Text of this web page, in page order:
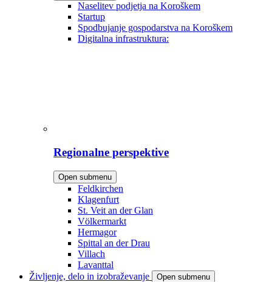
Naselitev podjetja na Koroškem
Startup
Spodbujanje gospodarstva na Koroškem
Digitalna infrastruktura:
Regionalne perspektive
Open submenu
Feldkirchen
Klagenfurt
St. Veit an der Glan
Völkermarkt
Hermagor
Spittal an der Drau
Villach
Lavanttal
Življenje, delo in izobraževanje
Open submenu